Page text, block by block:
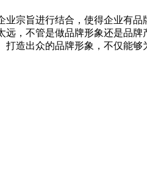
宗旨进行结合，使得企业有
，不管是做品牌形象还是品
造出众的品牌形象，不仅能